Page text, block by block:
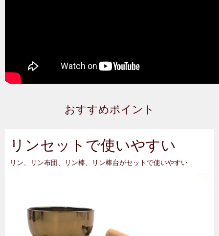
おすすめポイント
リンセットで使いやすい
リン、リン布団、リン棒、リン棒台がセットで使いやすい